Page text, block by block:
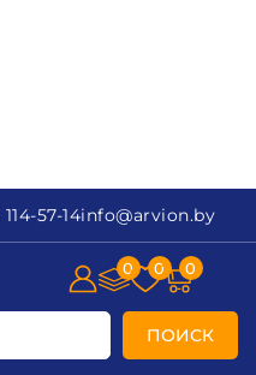
114-57-14info@arvion.by
ПОИСК
0 0 0